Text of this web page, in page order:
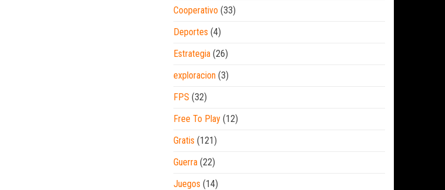
Cooperativo (33)
Deportes (4)
Estrategia (26)
exploracion (3)
FPS (32)
Free To Play (12)
Gratis (121)
Guerra (22)
Juegos (14)